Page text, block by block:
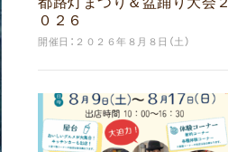
０２６
開催日：２０２６年８月８日（土）